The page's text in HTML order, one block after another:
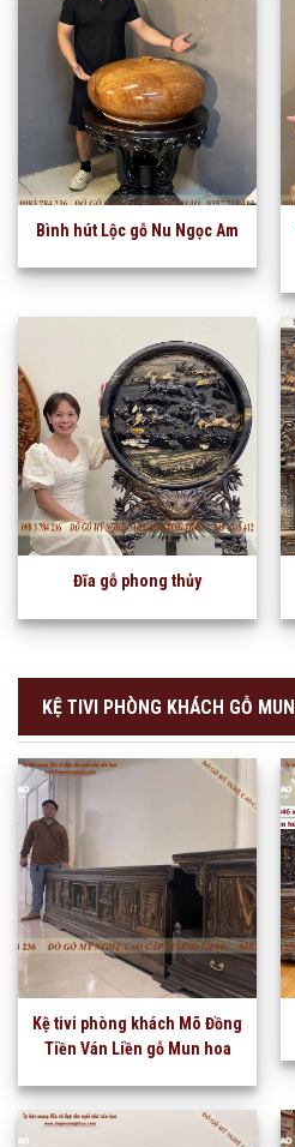
Bình hút Lộc gỗ Nu Ngọc Am
Đĩa gỗ phong thủy
KỆ TIVI PHÒNG KHÁCH GỖ MUN
Kệ tivi phòng khách Mõ Đồng
Tiền Ván Liền gỗ Mun hoa